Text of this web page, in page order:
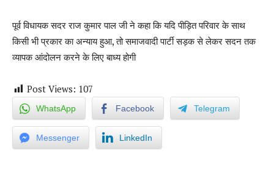
पूर्व विधायक सदर राज कुमार पाल जी ने कहा कि यदि पीड़ित परिवार के साथ
किसी भी प्रकार का अन्याय हुआ,तो समाजवादी पार्टी सड़क से लेकर सदन तक
व्यापक आंदोलन करने के लिए बाध्य होगी
Post Views: 107
WhatsApp Facebook Telegram
Messenger LinkedIn